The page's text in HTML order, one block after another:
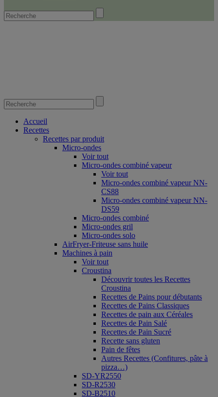
Accueil
Recettes
Recettes par produit
Micro-ondes
Voir tout
Micro-ondes combiné vapeur
Voir tout
Micro-ondes combiné vapeur NN-
CS88
Micro-ondes combiné vapeur NN-
DS59
Micro-ondes combiné
Micro-ondes gril
Micro-ondes solo
AirFryer-Friteuse sans huile
Machines à pain
Voir tout
Croustina
Découvrir toutes les Recettes
Croustina
Recettes de Pains pour débutants
Recettes de Pains Classiques
Recettes de pain aux Céréales
Recettes de Pain Salé
Recettes de Pain Sucré
Recette sans gluten
Pain de fêtes
Autres Recettes (Confitures, pâte à
pizza…)
SD-YR2550
SD-R2530
SD-B2510